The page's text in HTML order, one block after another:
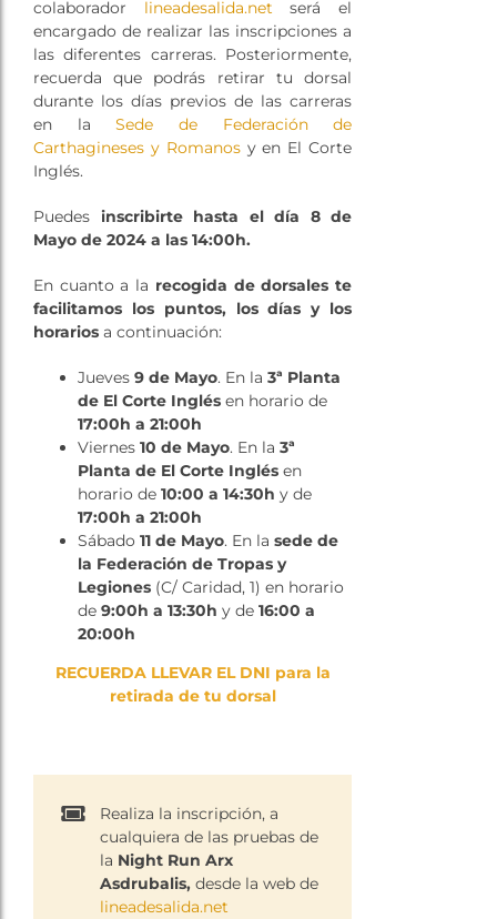
colaborador lineadesalida.net será el
encargado de realizar las inscripciones a
las diferentes carreras. Posteriormente,
recuerda que podrás retirar tu dorsal
durante los días previos de las carreras
en laSede de Federación de
Carthagineses y Romanosy en El Corte
Inglés.
Puedes inscribirte hasta el día 8 de
Mayo de 2024 a las 14:00h.
En cuanto a la recogida de dorsales te
facilitamos los puntos, los días y los
horariosa continuación:
Jueves 9 de Mayo. En la 3ª Planta
de El Corte Inglésen horario de
17:00h a 21:00h
Viernes 10 de Mayo. En la 3ª
Planta de El Corte Inglésen
horario de 10:00 a 14:30h y de
17:00h a 21:00h
Sábado 11 de Mayo. En la sede de
la Federación de Tropas y
Legiones(C/ Caridad, 1) en horario
de9:00h a 13:30h y de 16:00 a
20:00h
RECUERDA LLEVAR EL DNI para la
retirada de tu dorsal
Realiza la inscripción, a
cualquiera de las pruebas de
la Night Run Arx
Asdrubalis,desde la web de
lineadesalida.net